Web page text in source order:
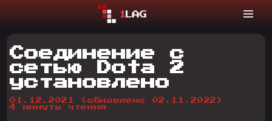
Соединение с
сетью Dota 2
установлено
01.12.2021
(обновлено 02.11.2022)
4 минуты чтения